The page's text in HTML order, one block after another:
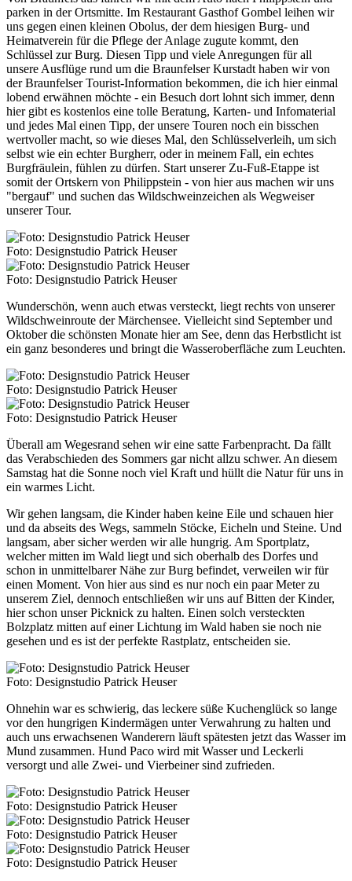
parken in der Ortsmitte. Im Restaurant Gasthof Gombel leihen wir
uns gegen einen kleinen Obolus, der dem hiesigen Burg- und
Heimatverein für die Pflege der Anlage zugute kommt, den
Schlüssel zur Burg. Diesen Tipp und viele Anregungen für all
unsere Ausflüge rund um die Braunfelser Kurstadt haben wir von
der Braunfelser Tourist-Information bekommen, die ich hier einmal
lobend erwähnen möchte - ein Besuch dort lohnt sich immer, denn
hier gibt es kostenlos eine tolle Beratung, Karten- und Infomaterial
und jedes Mal einen Tipp, der unsere Touren noch ein bisschen
wertvoller macht, so wie dieses Mal, den Schlüsselverleih, um sich
selbst wie ein echter Burgherr, oder in meinem Fall, ein echtes
Burgfräulein, fühlen zu dürfen. Start unserer Zu-Fuß-Etappe ist
somit der Ortskern von Philippstein - von hier aus machen wir uns
"bergauf" und suchen das Wildschweinzeichen als Wegweiser
unserer Tour.
Foto: Designstudio Patrick Heuser
Foto: Designstudio Patrick Heuser
Wunderschön, wenn auch etwas versteckt, liegt rechts von unserer
Wildschweinroute der Märchensee. Vielleicht sind September und
Oktober die schönsten Monate hier am See, denn das Herbstlicht ist
ein ganz besonderes und bringt die Wasseroberfläche zum Leuchten.
Foto: Designstudio Patrick Heuser
Foto: Designstudio Patrick Heuser
Überall am Wegesrand sehen wir eine satte Farbenpracht. Da fällt
das Verabschieden des Sommers gar nicht allzu schwer. An diesem
Samstag hat die Sonne noch viel Kraft und hüllt die Natur für uns in
ein warmes Licht.
Wir gehen langsam, die Kinder haben keine Eile und schauen hier
und da abseits des Wegs, sammeln Stöcke, Eicheln und Steine. Und
langsam, aber sicher werden wir alle hungrig. Am Sportplatz,
welcher mitten im Wald liegt und sich oberhalb des Dorfes und
schon in unmittelbarer Nähe zur Burg befindet, verweilen wir für
einen Moment. Von hier aus sind es nur noch ein paar Meter zu
unserem Ziel, dennoch entschließen wir uns auf Bitten der Kinder,
hier schon unser Picknick zu halten. Einen solch versteckten
Bolzplatz mitten auf einer Lichtung im Wald haben sie noch nie
gesehen und es ist der perfekte Rastplatz, entscheiden sie.
Foto: Designstudio Patrick Heuser
Ohnehin war es schwierig, das leckere süße Kuchenglück so lange
vor den hungrigen Kindermägen unter Verwahrung zu halten und
auch uns erwachsenen Wanderern läuft spätesten jetzt das Wasser im
Mund zusammen. Hund Paco wird mit Wasser und Leckerli
versorgt und alle Zwei- und Vierbeiner sind zufrieden.
Foto: Designstudio Patrick Heuser
Foto: Designstudio Patrick Heuser
Foto: Designstudio Patrick Heuser